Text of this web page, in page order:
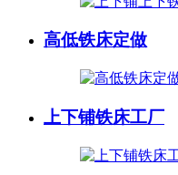
高低铁床定做
上下铺铁床工厂